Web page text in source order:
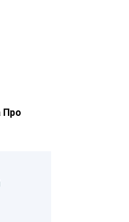
Про